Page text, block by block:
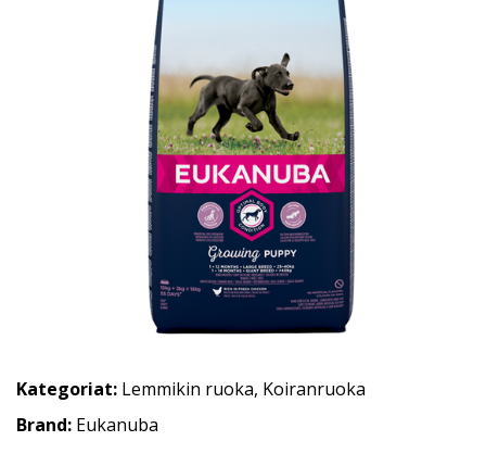
Kategoriat: Lemmikin ruoka, Koiranruoka
Brand: Eukanuba